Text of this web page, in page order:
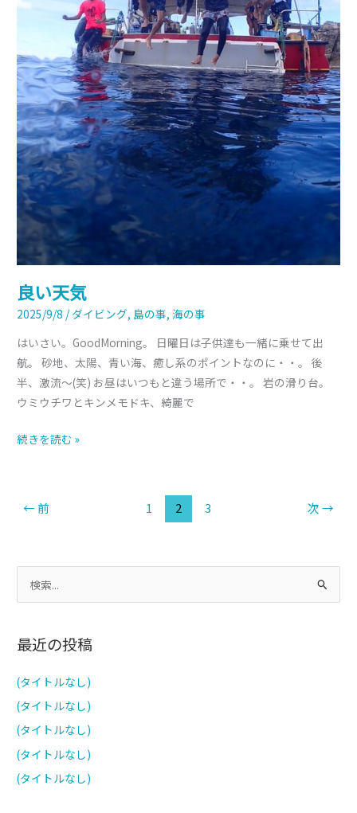
良い天気
2025/9/8 / ダイビング, 島の事,海の事
はいさい。GoodMorning。 日曜日は子供達も一緒に乗せて出
航。 砂地、太陽、青い海、癒し系のポイントなのに・・。 後
半、激流～(笑) お昼はいつもと違う場所で・・。 岩の滑り台。
ウミウチワとキンメモドキ、綺麗で
続きを読む »
← 前 1 2 3 次→
索
象
最近の投稿
(タイトルなし)
(タイトルなし)
(タイトルなし)
(タイトルなし)
(タイトルなし)